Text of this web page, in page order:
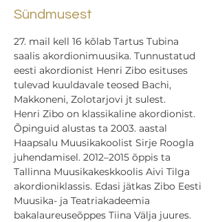
Sündmusest
27. mail kell 16 kõlab Tartus Tubina
saalis akordionimuusika. Tunnustatud
eesti akordionist Henri Zibo esituses
tulevad kuuldavale teosed Bachi,
Makkoneni, Zolotarjovi jt sulest.
Henri Zibo on klassikaline akordionist.
Õpinguid alustas ta 2003. aastal
Haapsalu Muusikakoolist Sirje Roogla
juhendamisel. 2012–2015 õppis ta
Tallinna Muusikakeskkoolis Aivi Tilga
akordioniklassis. Edasi jätkas Zibo Eesti
Muusika- ja Teatriakadeemia
bakalaureuseõppes Tiina Välja juures.